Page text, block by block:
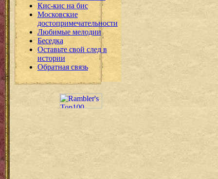
Кис-кис на бис
Московские
достопримечательности
Любимые мелодии
Беседка
Оставьте свой след в
истории
Обратная связь